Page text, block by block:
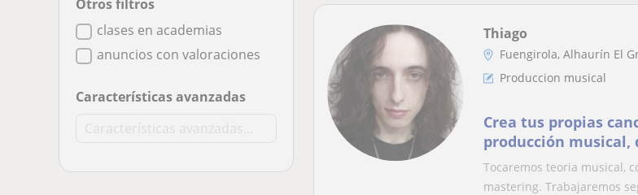
Otros filtros
clases en academias
anuncios con valoraciones
Características avanzadas
Thiago
Fuengirola, Alhaurín El
Produccion musical
Crea tus propias
producción
Tocaremos teoria musical,
mastering. Trabajaremos